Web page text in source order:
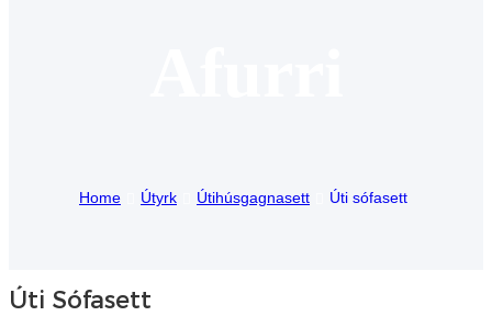
Igbo
Home Útyrk Útihúsgagnasett Úti sófasett
Úti Sófasett